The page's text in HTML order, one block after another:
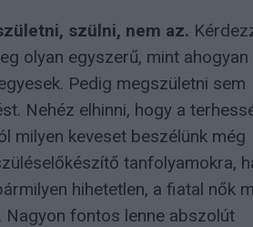
szülni, nem az.
olyan egyszerű, mint ahogyan
Pedig megszületni sem
Nehéz elhinni, hogy a
milyen keveset beszélünk még
tanfolyamokra,
hihetetlen, a fiatal nők
Nagyon fontos lenne abszolút